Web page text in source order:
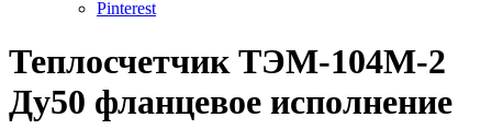
Pinterest
Теплосчетчик ТЭМ-104М-2
Ду50 фланцевое исполнение